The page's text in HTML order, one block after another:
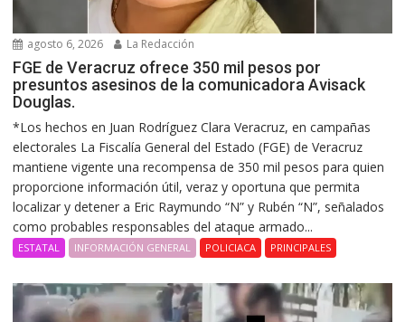
agosto 6, 2026 La Redacción
FGE de Veracruz ofrece 350 mil pesos por
presuntos asesinos de la comunicadora Avisack
Douglas.
*Los hechos en Juan Rodríguez Clara Veracruz, en campañas
electorales La Fiscalía General del Estado (FGE) de Veracruz
mantiene vigente una recompensa de 350 mil pesos para quien
proporcione información útil, veraz y oportuna que permita
localizar y detener a Eric Raymundo “N” y Rubén “N”, señalados
como probables responsables del ataque armado...
ESTATAL INFORMACIÓN GENERAL POLICIACA PRINCIPALES